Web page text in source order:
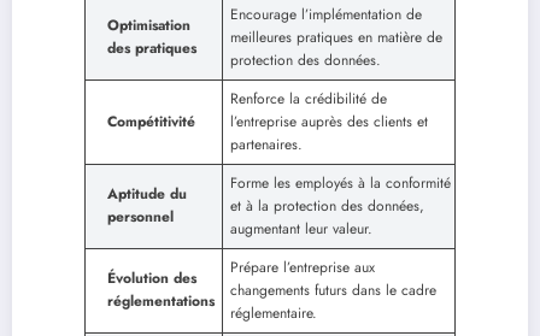
Optimisation
des pratiques
Encourage l’implémentation de
meilleures pratiques en matière de
protection des données.
Compétitivité
Renforce la crédibilité de
l’entreprise auprès des clients et
partenaires.
Aptitude du
personnel
Forme les employés à la conformité
et à la protection des données,
augmentant leur valeur.
Évolution des
réglementations
Prépare l’entreprise aux
changements futurs dans le cadre
réglementaire.